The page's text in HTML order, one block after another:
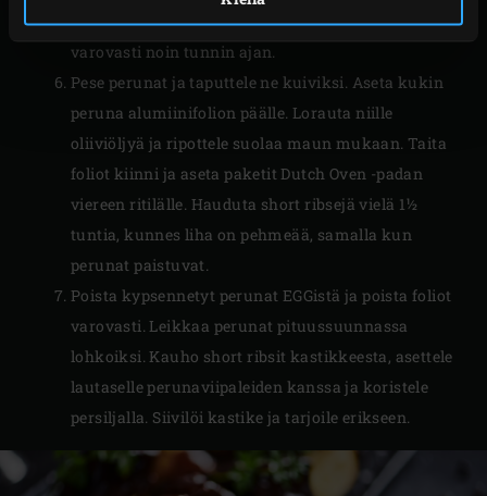
lämpötila lukemaan 140 °C. Hauduta lihaa
varovasti noin tunnin ajan.
Pese perunat ja taputtele ne kuiviksi. Aseta kukin
peruna alumiinifolion päälle. Lorauta niille
oliiviöljyä ja ripottele suolaa maun mukaan. Taita
foliot kiinni ja aseta paketit Dutch Oven -padan
viereen ritilälle. Hauduta short ribsejä vielä 1½
tuntia, kunnes liha on pehmeää, samalla kun
perunat paistuvat.
Poista kypsennetyt perunat EGGistä ja poista foliot
varovasti. Leikkaa perunat pituussuunnassa
lohkoiksi. Kauho short ribsit kastikkeesta, asettele
lautaselle perunaviipaleiden kanssa ja koristele
persiljalla. Siivilöi kastike ja tarjoile erikseen.